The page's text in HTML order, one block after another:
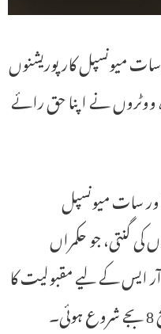
اور سات میونسپل کارپوریشنوں
سے زیادہ ووٹروں نے اپنا حق رائے
116 میونسپلٹی اور سات میونسپل
گنتی، جو حکمراں
ایس کے لیے مقبولیت کا